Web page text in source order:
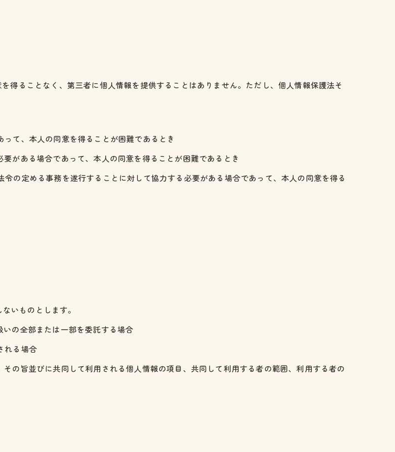
得ることなく、第三者に個人情報を提供することはありません。ただし、個人情報保護法そ
て、本人の同意を得ることが困難であるとき
がある場合であって、本人の同意を得ることが困難であるとき
の定める事務を遂行することに対して協力する必要がある場合であって、本人の同意を得る
いものとします。
の全部または一部を委託する場合
れる場合
の旨並びに共同して利用される個人情報の項目、共同して利用する者の範囲、利用する者の